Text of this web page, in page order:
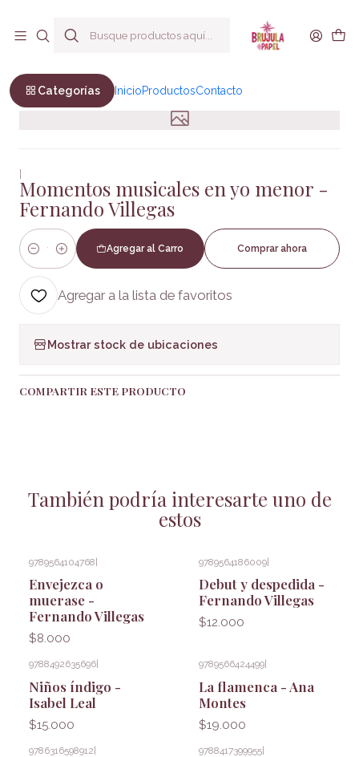
Categorías InicioProductosContacto
Autobiografía
|
Momentos musicales en yo menor -
Fernando Villegas
Cantidad
Agregar al Carro Comprar ahora
Agregar a la lista de favoritos
Mostrar stock de ubicaciones
COMPARTIR ESTE PRODUCTO
También podría interesarte uno de
estos
9789564104768
Envejezca o
muerase -
Fernando Villegas
$8.000
9789564186009
Debut y despedida -
Fernando Villegas
$12.000
9788492635696
Niños índigo -
Isabel Leal
$15.000
9789566424499
La flamenca - Ana
Montes
$19.000
9786316598912| 9788417399955|